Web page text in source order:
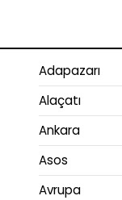
Adapazarı
Alaçatı
Ankara
Asos
Avrupa